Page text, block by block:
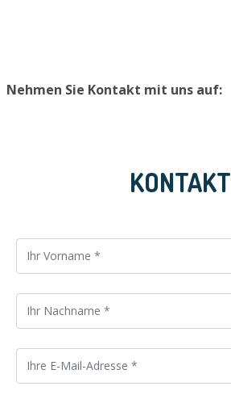
Nehmen Sie Kontakt mit uns auf:
KONTAKT